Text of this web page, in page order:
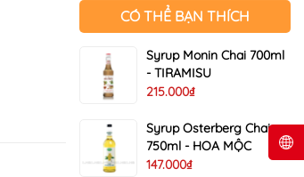
CÓ THỂ BẠN THÍCH
Syrup Monin Chai 700ml
- TIRAMISU
215.000₫
Syrup Osterberg Chai
750ml - HOA MỘC
147.000₫